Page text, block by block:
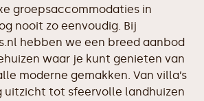
groepsaccommodaties in
nooit zo eenvoudig. Bij
hebben we een breed aanbod
waar je kunt genieten van
moderne gemakken. Van villa’s
uitzicht tot sfeervolle landhuizen